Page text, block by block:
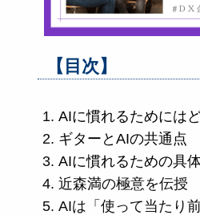
【目次】
AIに慣れるためには
ギターとAIの共通点
AIに慣れるための具
近森満の極意を伝授
AIは「使って当たり